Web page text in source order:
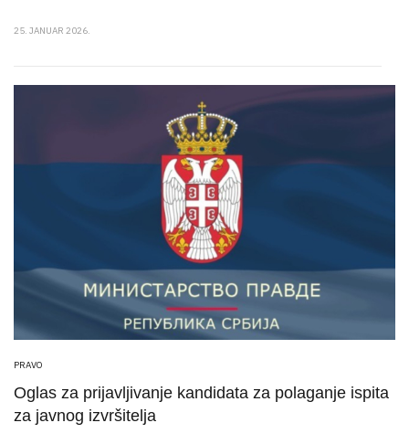
25. JANUAR 2026.
PRAVO
Oglas za prijavljivanje kandidata za polaganje ispita
za javnog izvršitelja